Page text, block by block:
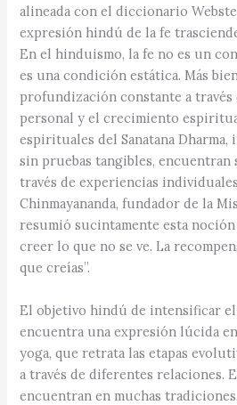
alineada con el diccionario
expresión hindú de la fe
En el hinduismo, la fe no es un
es una condición estática. Más
profundización constante a través
personal y el crecimiento
espirituales del Sanatana Dharma,
sin pruebas tangibles,
través de experiencias
Chinmayananda, fundador de la
resumió sucintamente esta noción
creer lo que no se ve. La
que creías”.
El objetivo hindú de intensificar
encuentra una expresión lúcida
yoga, que retrata las etapas
a través de diferentes relaciones.
encuentran en muchas